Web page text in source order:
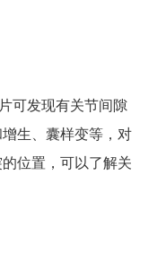
可发现有关节间隙
生、囊样变等，对
位置，可以了解关